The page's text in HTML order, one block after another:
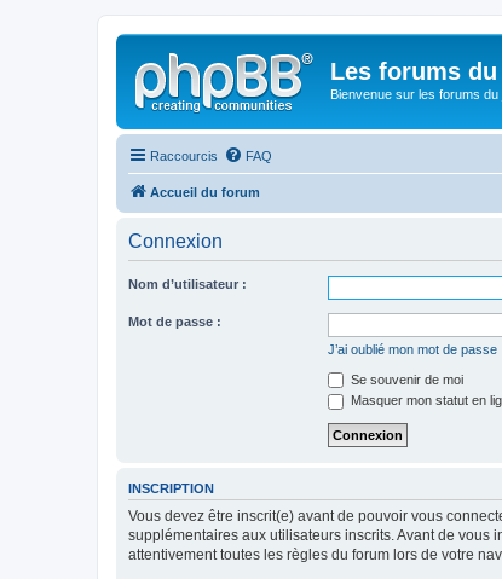
Les forums
Bienvenue sur les forums
Raccourcis FAQ
Accueil du forum
Connexion
Nom d’utilisateur :
Mot de passe :
J’ai oublié mon mot de passe
Se souvenir de moi
Masquer mon statut en
INSCRIPTION
Vous devez être inscrit(e) avant de pouvoir vous
supplémentaires aux utilisateurs inscrits. Avant de vous
attentivement toutes les règles du forum lors de votre